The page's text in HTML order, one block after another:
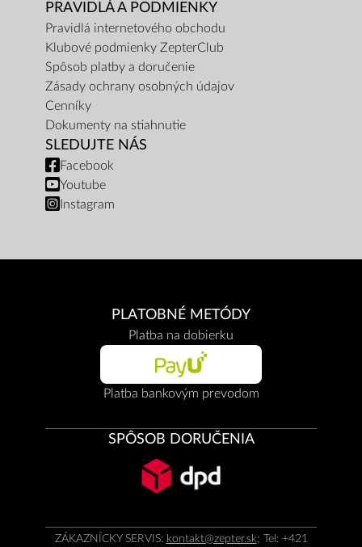
PRAVIDLÁ A PODMIENKY
Pravidlá internetového obchodu
Klubové podmienky ZepterClub
Spôsob platby a doručenie
Zásady ochrany osobných údajov
Cenníky
Dokumenty na stiahnutie
SLEDUJTE NÁS
Facebook
Youtube
Instagram
PLATOBNÉ METÓDY
Platba na dobierku
Platba bankovým prevodom
SPÔSOB DORUČENIA
ZÁKAZNÍCKY SERVIS: kontakt@zepter.sk; Tel: +421